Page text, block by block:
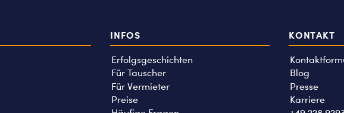
INFOS
Erfolgsgeschichten
Für Tauscher
Für Vermieter
Preise
KONTAKT
Blog
Presse
Karriere